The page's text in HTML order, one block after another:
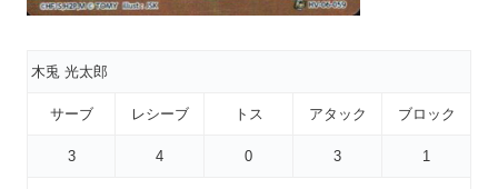
木兎 光太郎
サーブ レシーブ トス アタック ブロック
3 4 0 3 1